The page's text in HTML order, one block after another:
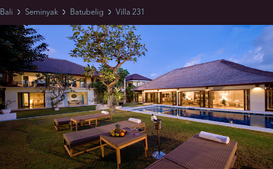
Bali Seminyak Batubelig Villa 231